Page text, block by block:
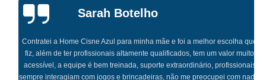
Sarah Botelho
Contratei a Home Cisne Azul para minha mãe e foi a melhor escolha que
fiz, além de ter profissionais altamente qualificados, tem um valor muito
acessível, a equipe é bem treinada, suporte extraordinário, profissionais
sempre interagiam com jogos e brincadeiras, não me preocupei com nada,